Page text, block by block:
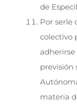
de
Por serle
colectivo
previsión
materia